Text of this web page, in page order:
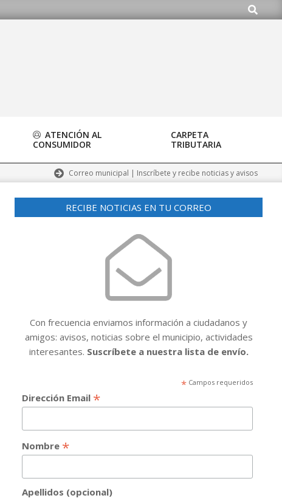
Buscar
ATENCIÓN AL
CONSUMIDOR
CARPETA
TRIBUTARIA
Correo municipal | Inscríbete y recibe noticias y avisos
RECIBE NOTICIAS EN TU CORREO
Con frecuencia enviamos información a ciudadanos y
amigos: avisos, noticias sobre el municipio, actividades
interesantes. Suscríbete a nuestra lista de envío.
* Campos requeridos
Dirección Email *
Nombre *
Apellidos (opcional)